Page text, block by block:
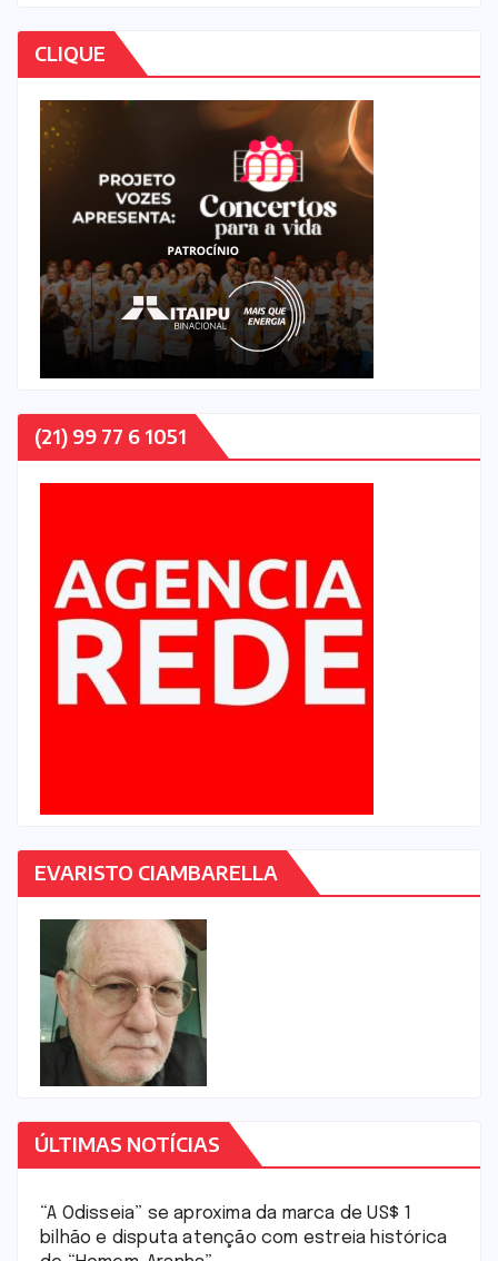
CLIQUE
(21) 99 77 6 1051
EVARISTO CIAMBARELLA
ÚLTIMAS NOTÍCIAS
“A Odisseia” se aproxima da marca de US$ 1
bilhão e disputa atenção com estreia histórica